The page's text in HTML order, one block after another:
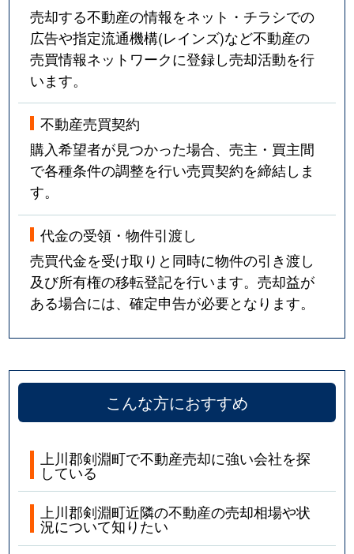
売却する不動産の情報をネット・チラシでの
広告や指定流通機構(レインズ)など不動産の
売買情報ネットワークに登録し売却活動を行
います。
不動産売買契約
購入希望者が見つかった場合、売主・買主間
で各種条件の調整を行い売買契約を締結しま
す。
代金の受領・物件引渡し
売買代金を受け取りと同時に物件の引き渡し
及び所有権の移転登記を行います。売却益が
ある場合には、確定申告が必要となります。
こんな方におすすめ
上川郡剣淵町で不動産売却に強い会社を探
している
上川郡剣淵町近隣の不動産の売却相場や状
況について知りたい